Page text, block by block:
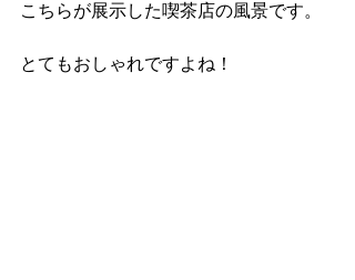
こちらが展示した喫茶店の風景です。
とてもおしゃれですよね！